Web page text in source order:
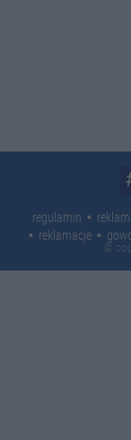
regulamin
reklamacje
©